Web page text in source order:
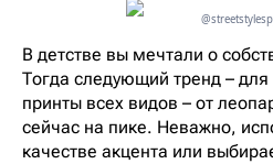
В детстве вы мечтали о
Тогда следующий тренд –
принты всех видов – от
сейчас на пике. Неважно,
качестве акцента или